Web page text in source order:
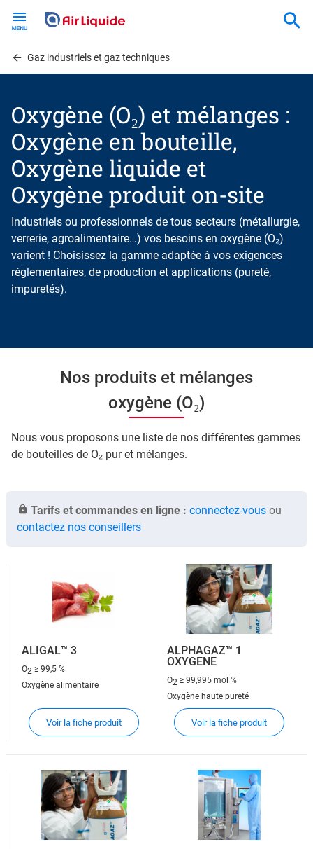
contentGaz industriels et gaz techniques
Oxygène (O₂) et mélanges :
Oxygène en bouteille,
Oxygène liquide et
Oxygène produit on-site
Industriels ou professionnels de tous secteurs (métallurgie,
verrerie, agroalimentaire…) vos besoins en oxygène (O₂)
varient ! Choisissez la gamme adaptée à vos exigences
réglementaires, de production et applications (pureté,
impuretés).
Nos produits et mélanges
oxygène (O₂)
Nous vous proposons une liste de nos différentes gammes
de bouteilles de O₂ pur et mélanges.
Tarifs et commandes en ligne : connectez-vous ou
contactez nos conseillers
ALIGAL™ 3
O2 ≥ 99,5 %
Oxygène alimentaire
Voir la fiche produit
ALPHAGAZ™ 1
OXYGENE
O2 ≥ 99,995 mol %
Oxygène haute pureté
Voir la fiche produit